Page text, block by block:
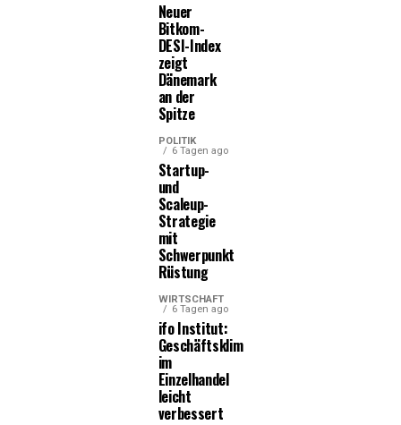
Neuer
Bitkom-
DESI-Index
zeigt
Dänemark
an der
Spitze
POLITIK
6 Tagen ago
Startup-
und
Scaleup-
Strategie
mit
Schwerpunkt
Rüstung
WIRTSCHAFT
6 Tagen ago
ifo Institut:
Geschäftsklima
im
Einzelhandel
leicht
verbessert